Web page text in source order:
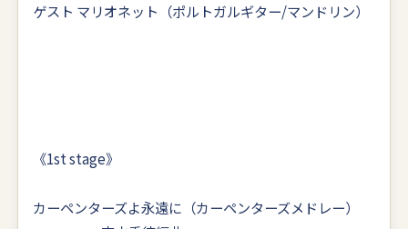
ゲスト マリオネット（ポルトガルギター/マンドリン）
《1st stage》
カーペンターズよ永遠に（カーペンターズメドレー）